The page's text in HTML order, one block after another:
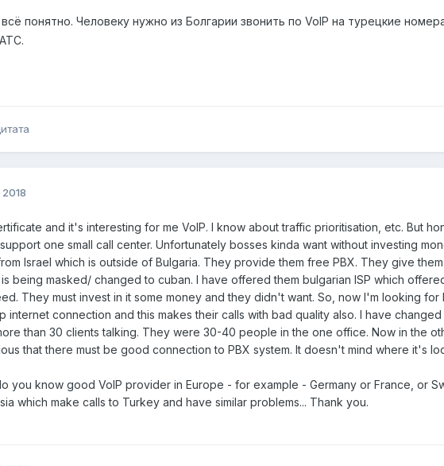
понятно. Человеку нужно из Болгарии звонить по VoIP на турецкие
and it's interesting for me VoIP. I know about traffic prioritisation, etc. But
one small call center. Unfortunately bosses kinda want without investing
Israel which is outside of Bulgaria. They provide them free PBX. They give
being masked/ changed to cuban. I have offered them bulgarian ISP which
They must invest in it some money and they didn't want. So, now I'm looking
internet connection and this makes their calls with bad quality also. I have
than 30 clients talking. They were 30-40 people in the one office. Now in the
that there must be good connection to PBX system. It doesn't mind where it's
you know good VoIP provider in Europe - for example - Germany or France, or
which make calls to Turkey and have similar problems... Thank you.